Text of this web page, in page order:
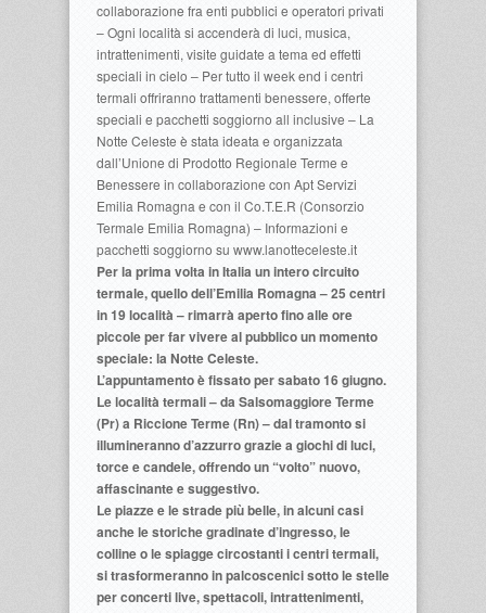
collaborazione fra enti pubblici e operatori privati
– Ogni località si accenderà di luci, musica,
intrattenimenti, visite guidate a tema ed effetti
speciali in cielo – Per tutto il week end i centri
termali offriranno trattamenti benessere, offerte
speciali e pacchetti soggiorno all inclusive – La
Notte Celeste è stata ideata e organizzata
dall’Unione di Prodotto Regionale Terme e
Benessere in collaborazione con Apt Servizi
Emilia Romagna e con il Co.T.E.R (Consorzio
Termale Emilia Romagna) – Informazioni e
pacchetti soggiorno su www.lanotteceleste.it
Per la prima volta in Italia un intero circuito
termale, quello dell’Emilia Romagna – 25 centri
in 19 località – rimarrà aperto fino alle ore
piccole per far vivere al pubblico un momento
speciale: la Notte Celeste.
L’appuntamento è fissato per sabato 16 giugno.
Le località termali – da Salsomaggiore Terme
(Pr) a Riccione Terme (Rn) – dal tramonto si
illumineranno d’azzurro grazie a giochi di luci,
torce e candele, offrendo un “volto” nuovo,
affascinante e suggestivo.
Le piazze e le strade più belle, in alcuni casi
anche le storiche gradinate d’ingresso, le
colline o le spiagge circostanti i centri termali,
si trasformeranno in palcoscenici sotto le stelle
per concerti live, spettacoli, intrattenimenti,